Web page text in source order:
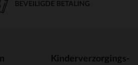
BEVEILIGDE BETALING
Kinderverzorgings-